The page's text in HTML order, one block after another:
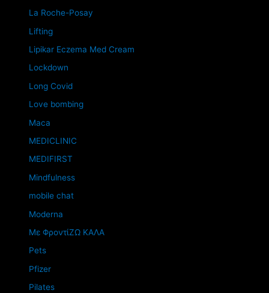
La Roche-Posay
Lifting
Lipikar Eczema Med Cream
Lockdown
Long Covid
Love bombing
Maca
MEDICLINIC
MEDIFIRST
Mindfulness
mobile chat
Moderna
Mε ΦροντίΖΩ ΚΑΛΑ
Pets
Pfizer
Pilates